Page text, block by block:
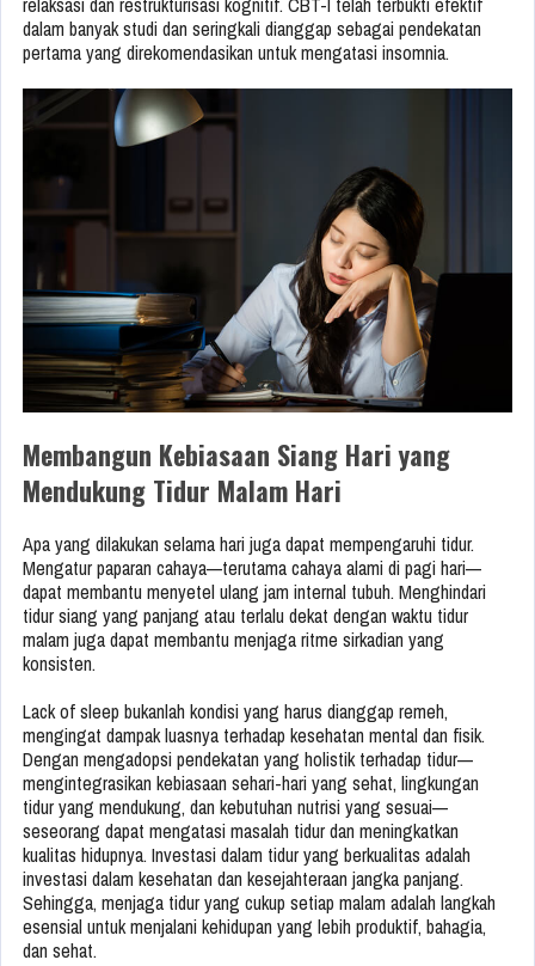
dalam banyak studi dan seringkali dianggap sebagai pendekatan
pertama yang direkomendasikan untuk mengatasi insomnia.
Membangun Kebiasaan Siang Hari yang
Mendukung Tidur Malam Hari
Apa yang dilakukan selama hari juga dapat mempengaruhi tidur.
Mengatur paparan cahaya—terutama cahaya alami di pagi hari—
dapat membantu menyetel ulang jam internal tubuh. Menghindari
tidur siang yang panjang atau terlalu dekat dengan waktu tidur
malam juga dapat membantu menjaga ritme sirkadian yang
konsisten.
Lack of sleep bukanlah kondisi yang harus dianggap remeh,
mengingat dampak luasnya terhadap kesehatan mental dan fisik.
Dengan mengadopsi pendekatan yang holistik terhadap tidur—
mengintegrasikan kebiasaan sehari-hari yang sehat, lingkungan
tidur yang mendukung, dan kebutuhan nutrisi yang sesuai—
seseorang dapat mengatasi masalah tidur dan meningkatkan
kualitas hidupnya. Investasi dalam tidur yang berkualitas adalah
investasi dalam kesehatan dan kesejahteraan jangka panjang.
Sehingga, menjaga tidur yang cukup setiap malam adalah langkah
esensial untuk menjalani kehidupan yang lebih produktif, bahagia,
dan sehat.